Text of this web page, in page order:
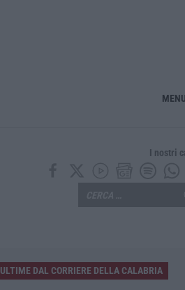
MENU
I nostri
ULTIME DAL CORRIERE DELLA CALABRIA